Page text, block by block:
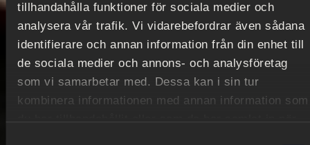
tillhandahålla funktioner för sociala medier och
analysera vår trafik. Vi vidarebefordrar även sådana
identifierare och annan information från din enhet till
de sociala medier och annons- och analysföretag
som vi samarbetar med. Dessa kan i sin tur
kombinera informationen med annan information som